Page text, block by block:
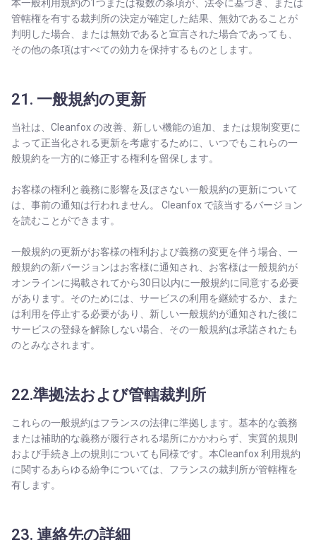
本一般利用規約の1つまたは複数の条項が、法令に基づき、または
管轄権を有する裁判所の決定が確定した結果、無効であることが
判明した場合、または無効であると宣言された場合であっても、
その他の条項はすべての効力を保持するものとします。
21. 一般規約の更新
当社は、Cleanfox の改善、新しい機能の追加、または規制変更に
よって正当化される更新を考慮するために、いつでもこれらの一
般規約を一方的に修正する権利を留保します。
お客様の権利と義務に影響を及ぼさない一般規約の更新について
は、事前の通知は行われません。 Cleanfox で該当するバージョン
を読むことができます。
一般規約の更新がお客様の権利および義務の変更を伴う場合、一
般規約の新バージョンはお客様に通知され、お客様は一般規約が
オンラインに掲載されてから30日以内に一般規約に同意する必要
があります。そのためには、サービスの利用を継続するか、また
は利用を停止する必要があり、新しい一般規約が通知された後に
サービスの登録を解除しない場合、その一般規約は承諾されたも
のとみなされます。
22.準拠法および管轄裁判所
これらの一般規約はフランスの法律に準拠します。基本的な義務
または補助的な義務が履行される場所にかかわらず、実質的規則
および手続き上の規則についても同様です。本Cleanfox 利用規約
に関するあらゆる紛争については、フランスの裁判所が管轄権を
有します。
23. 連絡先の詳細